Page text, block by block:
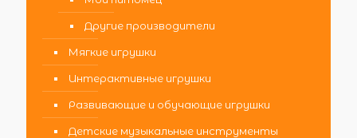
Другие производители
Мягкие игрушки
Интерактивные игрушки
Развивающие и обучающие игрушки
Детские музыкальные инструменты